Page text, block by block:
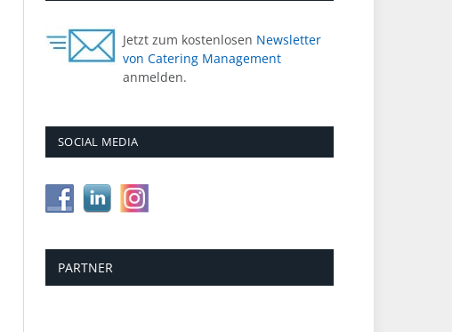
Jetzt zum kostenlosen Newsletter
von Catering Management
anmelden.
SOCIAL MEDIA
PARTNER